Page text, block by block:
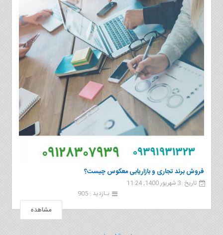
فروش برند تجاری و بازاریابی معکوس چیست؟
تاریخ :3 شهریور 1400, 11:24
بـازدید : 905
مشاهده